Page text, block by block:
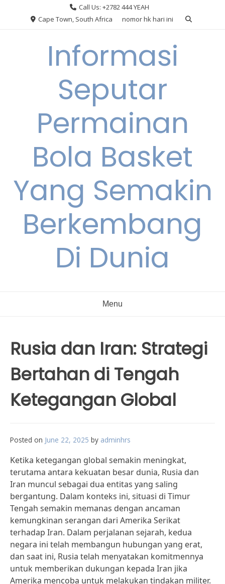
Call Us: +2782 444 YEAH
Cape Town, South Africa
nomor hk hari ini
Informasi
Seputar
Permainan
Bola Basket
Yang Semakin
Berkembang
Di Dunia
Menu
Rusia dan Iran: Strategi
Bertahan di Tengah
Ketegangan Global
Posted on June 22, 2025 by adminhrs
Ketika ketegangan global semakin meningkat,
terutama antara kekuatan besar dunia, Rusia dan
Iran muncul sebagai dua entitas yang saling
bergantung. Dalam konteks ini, situasi di Timur
Tengah semakin memanas dengan ancaman
kemungkinan serangan dari Amerika Serikat
terhadap Iran. Dalam perjalanan sejarah, kedua
negara ini telah membangun hubungan yang erat,
dan saat ini, Rusia telah menyatakan komitmennya
untuk memberikan dukungan kepada Iran jika
Amerika mencoba untuk melakukan tindakan militer.